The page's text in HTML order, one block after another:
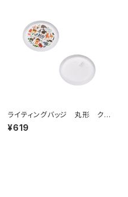
ライティングバッジ 丸形 クリ
ア MG
¥619